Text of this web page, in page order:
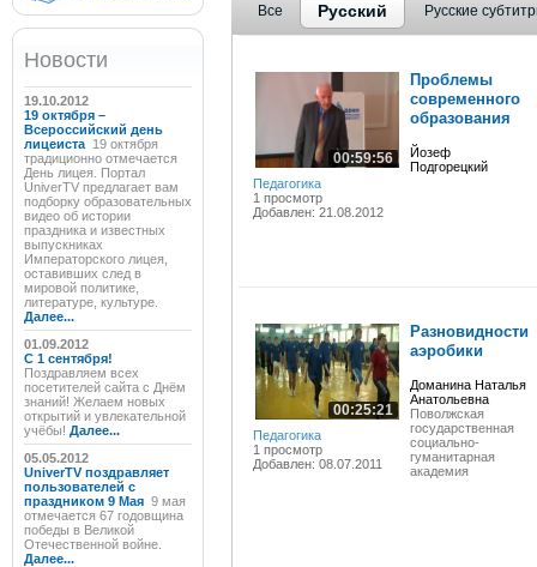
Новости
19.10.2012
19 октября –
Всероссийский день
лицеиста 19 октября
традиционно отмечается
День лицея. Портал
UniverTV предлагает вам
подборку образовательных
видео об истории
праздника и известных
выпускниках
Императорского лицея,
оставивших след в
мировой политике,
литературе, культуре.
Далее...
01.09.2012
C 1 сентября!
Поздравляем всех
посетителей сайта с Днём
знаний! Желаем новых
открытий и увлекательной
учёбы! Далее...
05.05.2012
UniverTV поздравляет
пользователей с
праздником 9 Мая 9 мая
отмечается 67 годовщина
победы в Великой
Отечественной войне.
Далее...
Все Русский Русские
00:59:56
Педагогика
1 просмотр
Добавлен: 21.08.2012
Проблемы
современного
образования
Йозеф
Подгорецкий
00:25:21
Педагогика
1 просмотр
Добавлен: 08.07.2011
Разновидности
аэробики
Доманина Наталья
Анатольевна
Поволжская
государственная
социально-
гуманитарная
академия